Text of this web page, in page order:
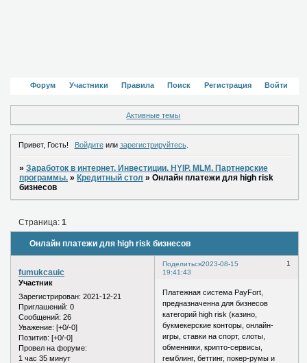
Форум Участники Правила Поиск Регистрация Войти
Активные темы
Привет, Гость! Войдитеили зарегистрируйтесь.
»Заработок в интернет. Инвестиции. HYIP. MLM. Партнерские
программы. » Кредитный стол »Онлайн платежи для high risk
бизнесов
Онлайн платежи для high risk бизнесов
Страница:1
Поделиться 1
2023-08-15
19:41:43
fumukcauic
Участник
Зарегистрирован: 2021-12-21
Приглашений: 0
Сообщений: 26
Уважение: [+0/-0]
Позитив: [+0/-0]
Провел на форуме:
1 час 35 минут
Платежная система PayFort,
предназначенна для бизнесов
категорий high risk (казино,
букмекерские конторы, онлайн-
игры, ставки на спорт, слоты,
обменники, крипто-сервисы,
гемблинг, беттинг, покер-румы и